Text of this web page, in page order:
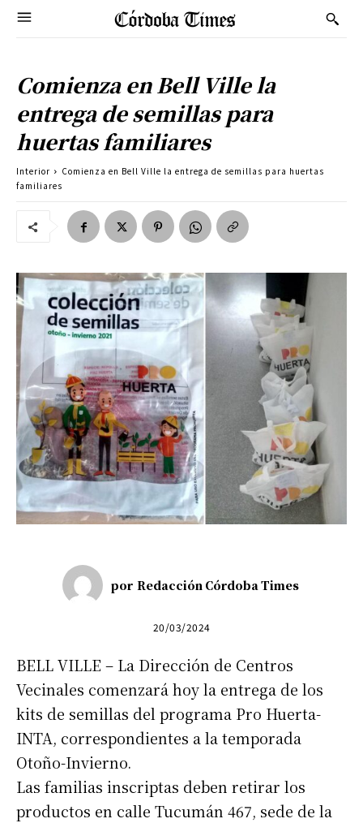
Comienza en Bell Ville la
entrega de semillas para
huertas familiares
Interior
Comienza en Bell Ville la entrega de semillas para huertas
familiares
por Redacción Córdoba Times
20/03/2024
BELL VILLE – La Dirección de Centros
Vecinales comenzará hoy la entrega de los
kits de semillas del programa Pro Huerta-
INTA, correspondientes a la temporada
Otoño-Invierno.
Las familias inscriptas deben retirar los
productos en calle Tucumán 467, sede de la